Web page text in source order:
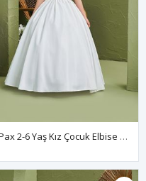
Pax 2-6 Yaş Kız Çocuk Elbise 20197 Kırık Beyaz